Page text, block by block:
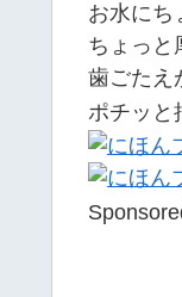
お水にち
ちょっと
歯ごたえ
ポチッと